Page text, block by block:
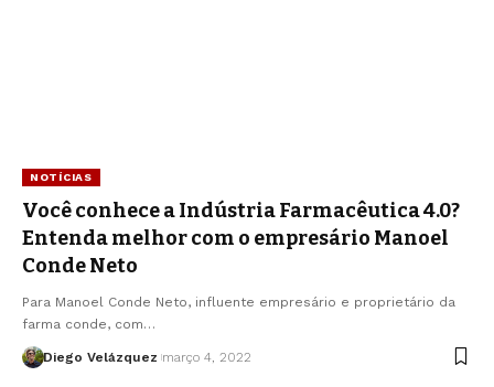
NOTÍCIAS
Você conhece a Indústria Farmacêutica 4.0?
Entenda melhor com o empresário Manoel
Conde Neto
Para Manoel Conde Neto, influente empresário e proprietário da
farma conde, com…
Diego Velázquez março 4, 2022